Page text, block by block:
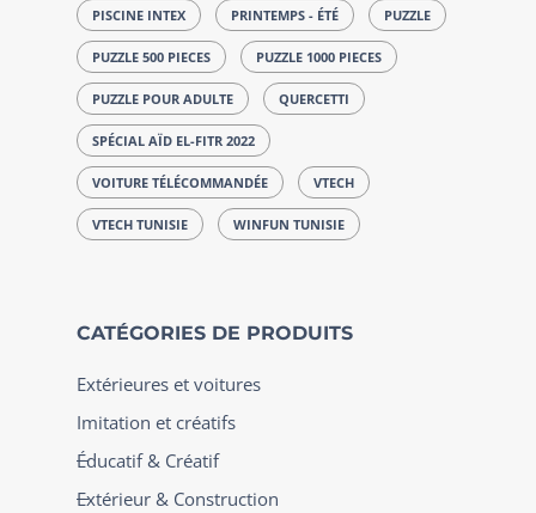
PISCINE INTEX PRINTEMPS - ÉTÉ PUZZLE
PUZZLE 500 PIECES PUZZLE 1000 PIECES
PUZZLE POUR ADULTE QUERCETTI
SPÉCIAL AÏD EL-FITR 2022
VOITURE TÉLÉCOMMANDÉE VTECH
VTECH TUNISIE WINFUN TUNISIE
CATÉGORIES DE PRODUITS
Extérieures et voitures
Imitation et créatifs
Éducatif & Créatif
Extérieur & Construction